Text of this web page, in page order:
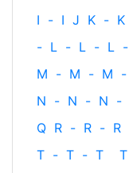
I - I J K - K
- L - L - L -
M - M - M -
N - N - N -
Q R - R - R
T - T - T T